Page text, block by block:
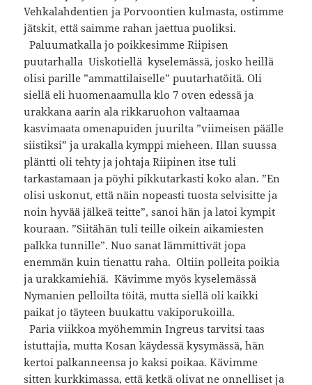
Vehkalahdentien ja Porvoontien kulmasta, ostimme
jätskit, että saimme rahan jaettua puoliksi.
Paluumatkalla jo poikkesimme Riipisen
puutarhalla Uiskotiellä kyselemässä, josko heillä
olisi parille ”ammattilaiselle” puutarhatöitä. Oli
siellä eli huomenaamulla klo 7 oven edessä ja
urakkana aarin ala rikkaruohon valtaamaa
kasvimaata omenapuiden juurilta ”viimeisen päälle
siistiksi” ja urakalla kymppi mieheen. Illan suussa
pläntti oli tehty ja johtaja Riipinen itse tuli
tarkastamaan ja pöyhi pikkutarkasti koko alan. ”En
olisi uskonut, että näin nopeasti tuosta selvisitte ja
noin hyvää jälkeä teitte”, sanoi hän ja latoi kympit
kouraan. ”Siitähän tuli teille oikein aikamiesten
palkka tunnille”. Nuo sanat lämmittivät jopa
enemmän kuin tienattu raha. Oltiin polleita poikia
ja urakkamiehiä. Kävimme myös kyselemässä
Nymanien pelloilta töitä, mutta siellä oli kaikki
paikat jo täyteen buukattu vakiporukoilla.
Paria viikkoa myöhemmin Ingreus tarvitsi taas
istuttajia, mutta Kosan käydessä kysymässä, hän
kertoi palkanneensa jo kaksi poikaa. Kävimme
sitten kurkkimassa, että ketkä olivat ne onnelliset ja